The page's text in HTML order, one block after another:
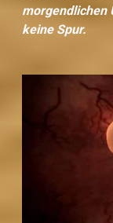
morgendlichen
keine Spur.